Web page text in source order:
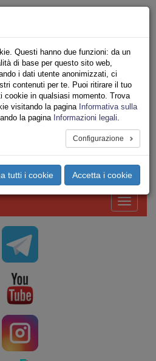
Iscriviti Online
Ricerca
Area Stampa
Privacy
VV.F.
DI BASE SETTORE VIGILI
Toggle
Questi hanno due funzioni: da un
di base per questo sito web,
i dati utente anonimizzati, ci
contenuti per te. Puoi ritirare il tuo
cookie in qualsiasi momento. Trova
visitando la pagina Informativa sulla
la pagina Informazioni legali.
Configurazione
tutti i cookie Accetta i cookie